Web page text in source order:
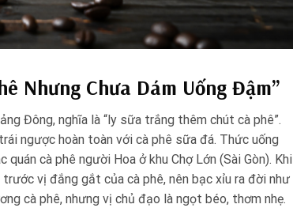
Nhưng Chưa Dám Uống Đậm”
Đông, nghĩa là “ly sữa trắng thêm chút cà phê”.
ngược hoàn toàn với cà phê sữa đá. Thức uống
cà phê người Hoa ở khu Chợ Lớn (Sài Gòn). Khi
vị đắng gắt của cà phê, nên bạc xỉu ra đời như
cà phê, nhưng vị chủ đạo là ngọt béo, thơm nhẹ.